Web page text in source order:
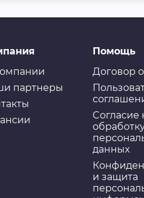
партнеры
Помощь
Договор
Cогласие
данных
и защита